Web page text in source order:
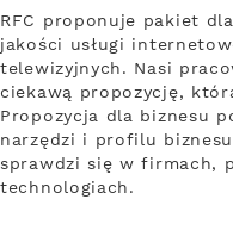
RFC proponuje pakiet
jakości usługi
telewizyjnych. Nasi
ciekawą propozycję,
Propozycja dla biznesu
narzędzi i profilu
sprawdzi się w firmach,
technologiach.